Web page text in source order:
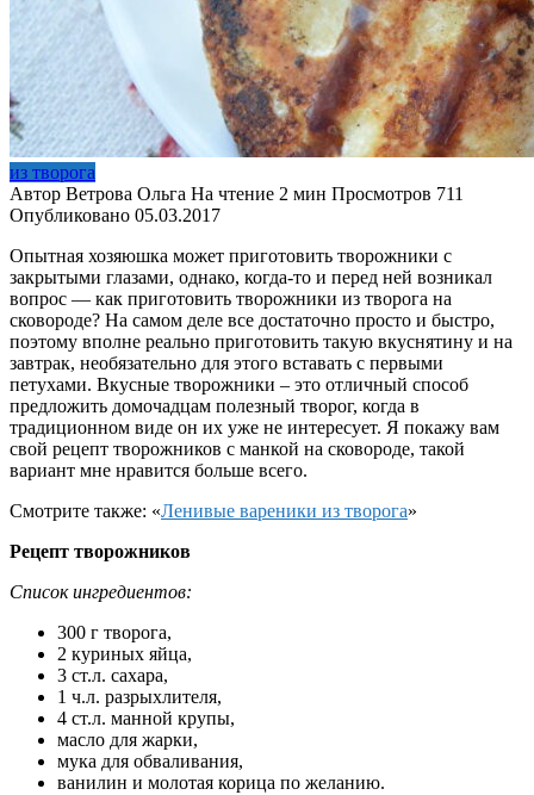
из творога
Автор Ветрова Ольга На чтение 2 мин Просмотров 711
Опубликовано 05.03.2017
Опытная хозяюшка может приготовить творожники с
закрытыми глазами, однако, когда-то и перед ней возникал
вопрос — как приготовить творожники из творога на
сковороде? На самом деле все достаточно просто и быстро,
поэтому вполне реально приготовить такую вкуснятину и на
завтрак, необязательно для этого вставать с первыми
петухами. Вкусные творожники – это отличный способ
предложить домочадцам полезный творог, когда в
традиционном виде он их уже не интересует. Я покажу вам
свой рецепт творожников с манкой на сковороде, такой
вариант мне нравится больше всего.
Смотрите также: «Ленивые вареники из творога»
Рецепт творожников
Список ингредиентов:
300 г творога,
2 куриных яйца,
3 ст.л. сахара,
1 ч.л. разрыхлителя,
4 ст.л. манной крупы,
масло для жарки,
мука для обваливания,
ванилин и молотая корица по желанию.